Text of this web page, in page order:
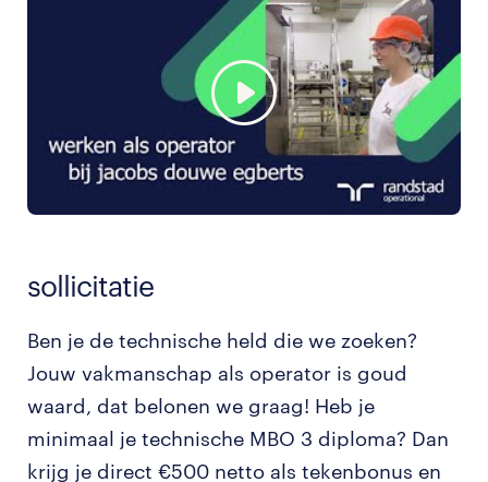
sollicitatie
Ben je de technische held die we zoeken?
Jouw vakmanschap als operator is goud
waard, dat belonen we graag! Heb je
minimaal je technische MBO 3 diploma? Dan
krijg je direct €500 netto als tekenbonus en